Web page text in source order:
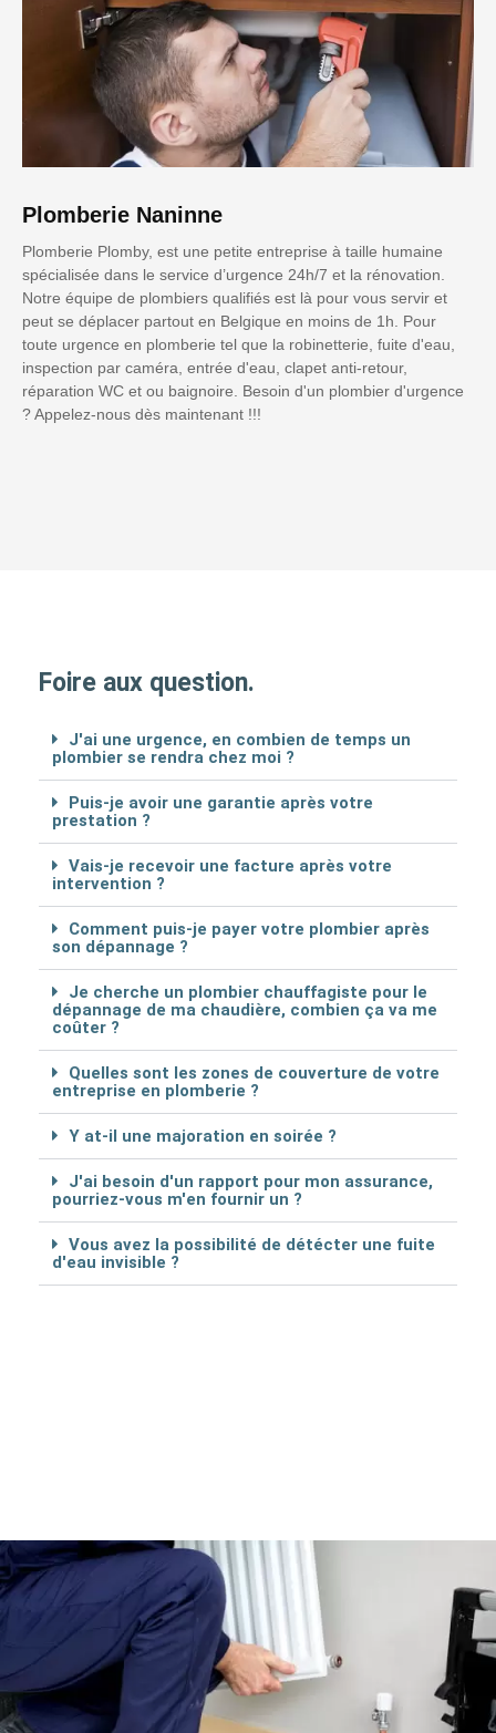
Plomberie Naninne
Plomberie Plomby, est une petite entreprise à taille humaine
spécialisée dans le service d’urgence 24h/7 et la rénovation.
Notre équipe de plombiers qualifiés est là pour vous servir et
peut se déplacer partout en Belgique en moins de 1h. Pour
toute urgence en plomberie tel que la robinetterie, fuite d'eau,
inspection par caméra, entrée d'eau, clapet anti-retour,
réparation WC et ou baignoire. Besoin d'un plombier d'urgence
? Appelez-nous dès maintenant !!!
Foire aux question.
J'ai une urgence, en combien de temps un
plombier se rendra chez moi ?
Puis-je avoir une garantie après votre
prestation ?
Vais-je recevoir une facture après votre
intervention ?
Comment puis-je payer votre plombier après
son dépannage ?
Je cherche un plombier chauffagiste pour le
dépannage de ma chaudière, combien ça va me
coûter ?
Quelles sont les zones de couverture de votre
entreprise en plomberie ?
Y at-il une majoration en soirée ?
J'ai besoin d'un rapport pour mon assurance,
pourriez-vous m'en fournir un ?
Vous avez la possibilité de détécter une fuite
d'eau invisible ?